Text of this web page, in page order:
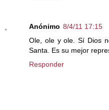
Anónimo 8/4/11 17:15
Ole, ole y ole. Sí Dios
Santa. Es su mejor
Responder